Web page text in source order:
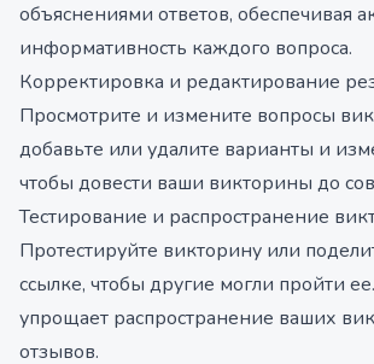
объяснениями ответов, обеспечивая
информативность каждого вопроса.
Корректировка и редактирование
Просмотрите и измените вопросы
добавьте или удалите варианты и
чтобы довести ваши викторины до
Тестирование и распространение
Протестируйте викторину или
ссылке, чтобы другие могли пройти
упрощает распространение ваших
отзывов.